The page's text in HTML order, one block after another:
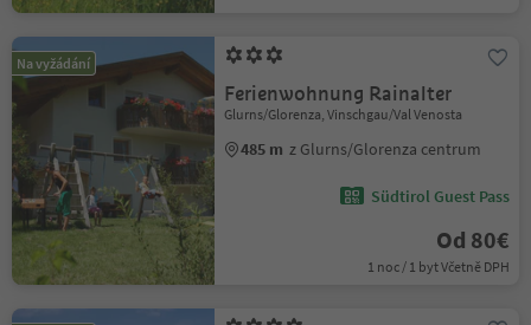
Na vyžádání
Ferienwohnung Rainalter
Glurns/Glorenza, Vinschgau/Val Venosta
485 m z Glurns/Glorenza centrum
Südtirol Guest Pass
Od 80€
1 noc / 1 byt Včetně DPH